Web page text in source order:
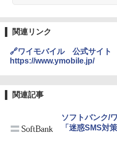
関連リンク
🔗ワイモバイル 公式サイト
https://www.ymobile.jp/
関連記事
ソフトバンク/
「迷惑SMS対